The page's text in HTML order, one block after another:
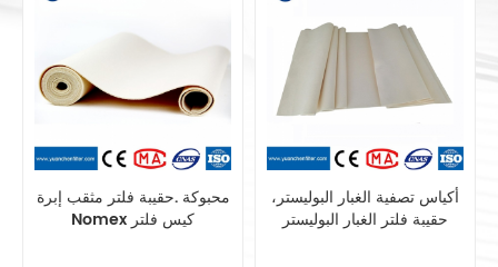
أكياس تصفية الغبار البوليستر،
حقيبة فلتر الغبار البوليستر
مزج بوليستر الاستاتيكيه حقيبة
تصفية أنظمة جمع الغبار